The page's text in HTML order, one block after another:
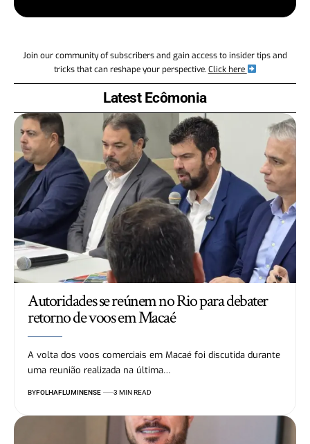
Join our community of subscribers and gain access to insider tips and
tricks that can reshape your perspective.Click here
Latest Ecômonia
Autoridades se reúnem no Rio para debater
retorno de voos em Macaé
A volta dos voos comerciais em Macaé foi discutida durante
uma reunião realizada na última…
BYFOLHAFLUMINENSE 3 MIN READ